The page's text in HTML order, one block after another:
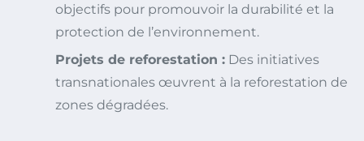
objectifs pour promouvoir la durabilité et la
protection de l’environnement.
Projets de reforestation : Des initiatives
transnationales œuvrent à la reforestation de
zones dégradées.